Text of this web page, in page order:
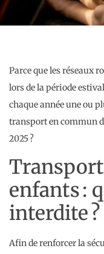
Parce que les réseaux
lors de la période
chaque année une ou
transport en commun
2025 ?
enfants :
interdite ?
Afin de renforcer la